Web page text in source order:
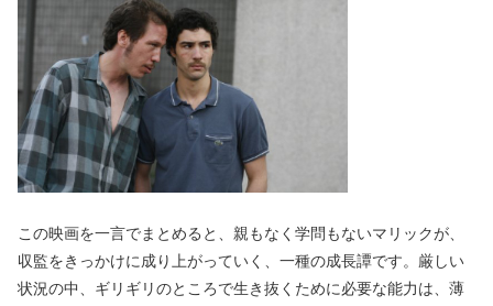
この映画を一言でまとめると、親もなく学問もないマリックが、
収監をきっかけに成り上がっていく、一種の成長譚です。厳しい
状況の中、ギリギリのところで生き抜くために必要な能力は、薄